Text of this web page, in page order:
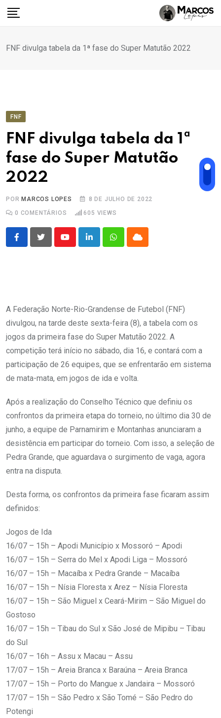
para
conteúdo
FNF divulga tabela da 1ª fase do Super Matutão 2022
FNF
FNF divulga tabela da 1ª
fase do Super Matutão
2022
PORMARCOS LOPES
8 DE JULHO DE 2022
0 COMENTÁRIOS 605 VIEWS
YoutubeLinkedInWhatsappCloud
A Federação Norte-Rio-Grandense de Futebol (FNF)
divulgou, na tarde deste sexta-feira (8), a tabela com os
jogos da primeira fase do Super Matutão 2022. A
competição terá início no sábado, dia 16, e contará com a
participação de 26 equipes, que se enfrentarão em sistema
de mata-mata, em jogos de ida e volta.
Após a realização do Conselho Técnico que definiu os
confrontos da primeira etapa do torneio, no último dia 30 de
junho, a equipe de Parnamirim e Montanhas anunciaram a
desistência em participar do torneio. Com isso, a seleção de
Pedra Grande, que aguardava o surgimento de vaga, agora
entra na disputa.
Desta forma, os confrontos da primeira fase ficaram assim
definidos:
Jogos de Ida
16/07 – 15h – Apodi Município x Mossoró – Apodi
16/07 – 15h – Serra do Mel x Apodi Liga – Mossoró
16/07 – 15h – Macaíba x Pedra Grande – Macaíba
16/07 – 15h – Nísia Floresta x Arez – Nísia Floresta
16/07 – 15h – São Miguel x Ceará-Mirim – São Miguel do
Gostoso
16/07 – 15h – Tibau do Sul x São José de Mipibu – Tibau
do Sul
16/07 – 16h – Assu x Macau – Assu
17/07 – 15h – Areia Branca x Baraúna – Areia Branca
17/07 – 15h – Porto do Mangue x Jandaira – Mossoró
17/07 – 15h – São Pedro x São Tomé – São Pedro do
Potengi